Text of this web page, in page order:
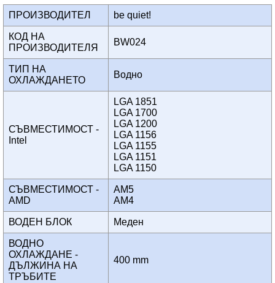
ПРОИЗВОДИТЕЛ be quiet!
КОД НА
ПРОИЗВОДИТЕЛЯ
BW024
ТИП НА
ОХЛАЖДАНЕТО
Водно
СЪВМЕСТИМОСТ -
Intel
LGA 1851
LGA 1700
LGA 1200
LGA 1156
LGA 1155
LGA 1151
LGA 1150
СЪВМЕСТИМОСТ -
AMD
AM5
AM4
ВОДЕН БЛОК Меден
ВОДНО
ОХЛАЖДАНЕ -
ДЪЛЖИНА НА
ТРЪБИТЕ
400 mm